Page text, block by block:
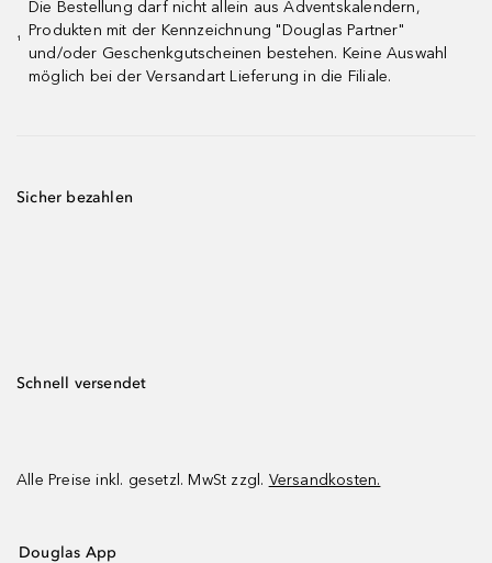
¹
Die Bestellung darf nicht allein aus Adventskalendern,
Produkten mit der Kennzeichnung "Douglas Partner"
und/oder Geschenkgutscheinen bestehen. Keine Auswahl
möglich bei der Versandart Lieferung in die Filiale.
Sicher bezahlen
Schnell versendet
Alle Preise inkl. gesetzl. MwSt zzgl. Versandkosten.
Douglas App